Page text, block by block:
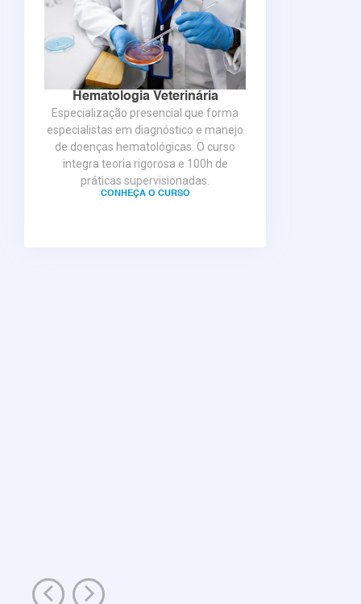
Hematologia Veterinária
Especialização presencial que forma
especialistas em diagnóstico e manejo
de doenças hematológicas. O curso
integra teoria rigorosa e 100h de
práticas supervisionadas.
CONHEÇA O CURSO